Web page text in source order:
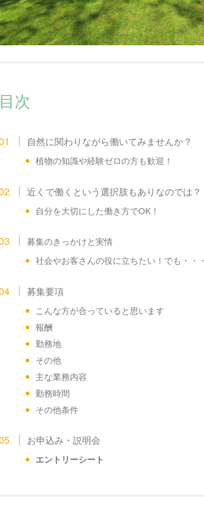
目次
自然に関わりながら働いてみませんか？
植物の知識や経験ゼロの方も歓迎！
近くで働くという選択肢もありなのでは？
自分を大切にした働き方でOK！
募集のきっかけと実情
社会やお客さんの役に立ちたい！でも・・・
募集要項
こんな方が合っていると思います
報酬
勤務地
その他
主な業務内容
勤務時間
その他条件
お申込み・説明会
エントリーシート